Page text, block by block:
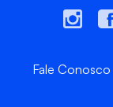
Fale Conosco